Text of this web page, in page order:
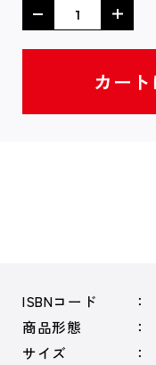
ISBNコード
商品形態
サイズ